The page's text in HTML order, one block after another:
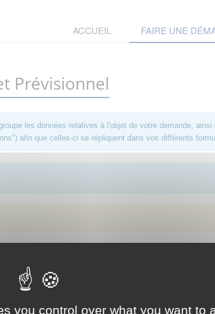
ACCUEIL FAIRE UNE
Prévisionnel
les données relatives à l'objet de votre demande,
afin que celles-ci se répliquent dans vos différents
l'Etat pour simplifier votre connexion aux services en ligne.
you control over what you want to